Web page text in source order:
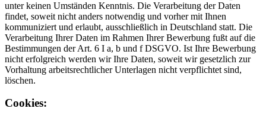
unter keinen Umständen Kenntnis. Die Verarbeitung der Daten
findet, soweit nicht anders notwendig und vorher mit Ihnen
kommuniziert und erlaubt, ausschließlich in Deutschland statt. Die
Verarbeitung Ihrer Daten im Rahmen Ihrer Bewerbung fußt auf die
Bestimmungen der Art. 6 I a, b und f DSGVO. Ist Ihre Bewerbung
nicht erfolgreich werden wir Ihre Daten, soweit wir gesetzlich zur
Vorhaltung arbeitsrechtlicher Unterlagen nicht verpflichtet sind,
löschen.
Cookies: